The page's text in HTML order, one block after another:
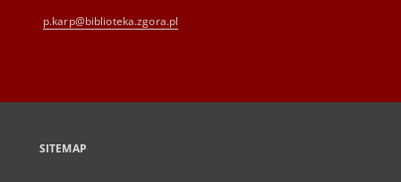
p.karp@biblioteka.zgora.pl
SITEMAP